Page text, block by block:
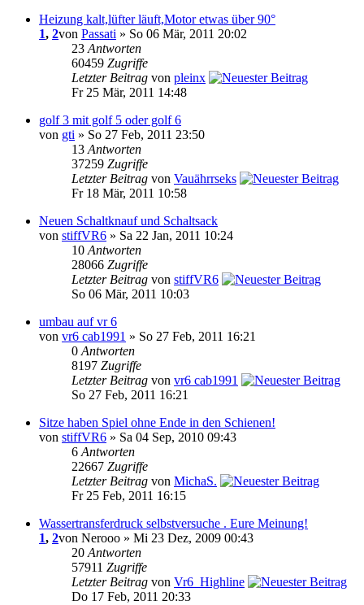
Heizung kalt,lüfter läuft,Motor etwas über 90°
1, 2von Passati » So 06 Mär, 2011 20:02
23 Antworten
60459 Zugriffe
Letzter Beitrag von pleinx
Fr 25 Mär, 2011 14:48
golf 3 mit golf 5 oder golf 6
von gti » So 27 Feb, 2011 23:50
13 Antworten
37259 Zugriffe
Letzter Beitrag von Vauährrseks
Fr 18 Mär, 2011 10:58
Neuen Schaltknauf und Schaltsack
von stiffVR6 » Sa 22 Jan, 2011 10:24
10 Antworten
28066 Zugriffe
Letzter Beitrag von stiffVR6
So 06 Mär, 2011 10:03
umbau auf vr 6
von vr6 cab1991 » So 27 Feb, 2011 16:21
0 Antworten
8197 Zugriffe
Letzter Beitrag von vr6 cab1991
So 27 Feb, 2011 16:21
Sitze haben Spiel ohne Ende in den Schienen!
von stiffVR6 » Sa 04 Sep, 2010 09:43
6 Antworten
22667 Zugriffe
Letzter Beitrag von MichaS.
Fr 25 Feb, 2011 16:15
Wassertransferdruck selbstversuche . Eure Meinung!
1, 2von Nerooo » Mi 23 Dez, 2009 00:43
20 Antworten
57911 Zugriffe
Letzter Beitrag von Vr6_Highline
Do 17 Feb, 2011 20:33